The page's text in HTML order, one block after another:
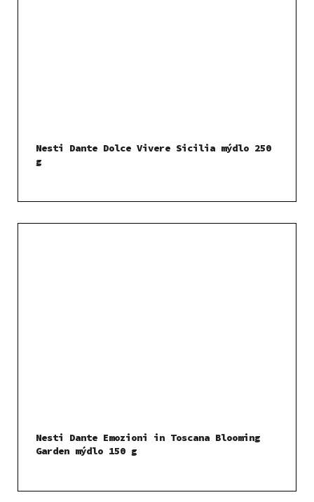
Nesti Dante Dolce Vivere Sicilia mýdlo 250
g
Nesti Dante Emozioni in Toscana Blooming
Garden mýdlo 150 g